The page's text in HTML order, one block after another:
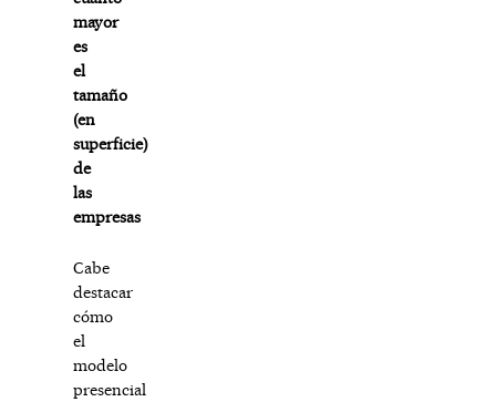
mayor
es
el
tamaño
(en
superficie)
de
las
empresas
Cabe
destacar
cómo
el
modelo
presencial